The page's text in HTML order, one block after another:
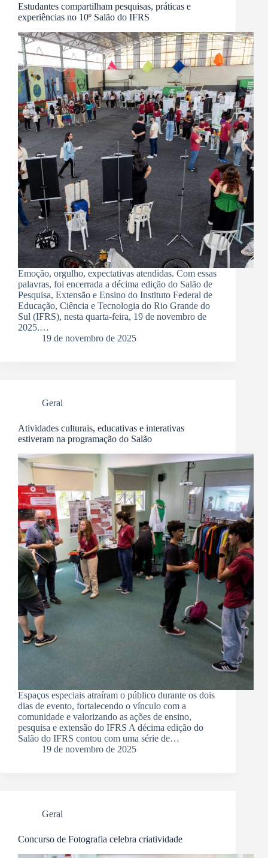
Estudantes compartilham pesquisas, práticas e
experiências no 10º Salão do IFRS
Emoção, orgulho, expectativas atendidas. Com essas
palavras, foi encerrada a décima edição do Salão de
Pesquisa, Extensão e Ensino do Instituto Federal de
Educação, Ciência e Tecnologia do Rio Grande do
Sul (IFRS), nesta quarta-feira, 19 de novembro de
2025.…
19 de novembro de 2025
Geral
Atividades culturais, educativas e interativas
estiveram na programação do Salão
Espaços especiais atraíram o público durante os dois
dias de evento, fortalecendo o vínculo com a
comunidade e valorizando as ações de ensino,
pesquisa e extensão do IFRS A décima edição do
Salão do IFRS contou com uma série de…
19 de novembro de 2025
Geral
Concurso de Fotografia celebra criatividade